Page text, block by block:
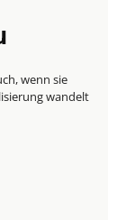
wenn sie
wandelt